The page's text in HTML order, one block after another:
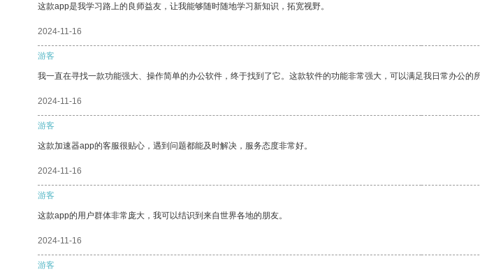
这款app是我学习路上的良师益友，让我能够随时随地学习新知识，拓宽视野。
2024-11-16
游客
我一直在寻找一款功能强大、操作简单的办公软件，终于找到了它。这款软件的功能非常强大，可以满足我日常办公的
2024-11-16
游客
这款加速器app的客服很贴心，遇到问题都能及时解决，服务态度非常好。
2024-11-16
游客
这款app的用户群体非常庞大，我可以结识到来自世界各地的朋友。
2024-11-16
游客